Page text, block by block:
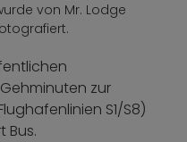
von Mr. Lodge
zur
S1/S8)
Bus.